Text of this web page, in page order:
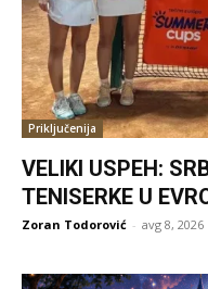
Priključenija
VELIKI USPEH:
TENISERKE U
Zoran Todorović - avg 8, 2026